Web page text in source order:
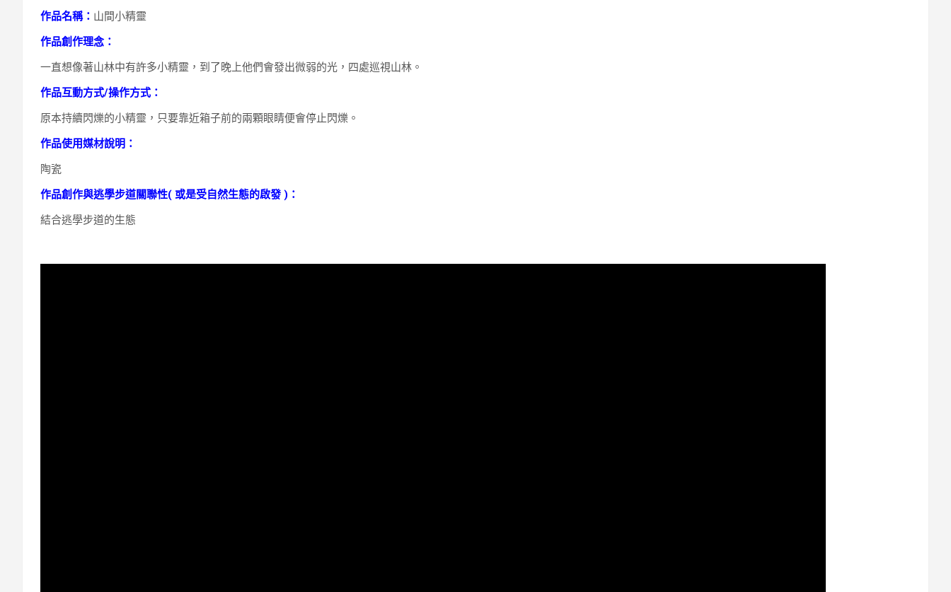
作品名稱： 山間小精靈
作品創作理念：
一直想像著山林中有許多小精靈，到了晚上他們會發出微弱的光，四處巡視山林。
作品互動方式/操作方式：
原本持續閃爍的小精靈，只要靠近箱子前的兩顆眼睛便會停止閃爍。
作品使用媒材說明：
陶瓷
作品創作與逃學步道關聯性( 或是受自然生態的啟發 )：
結合逃學步道的生態